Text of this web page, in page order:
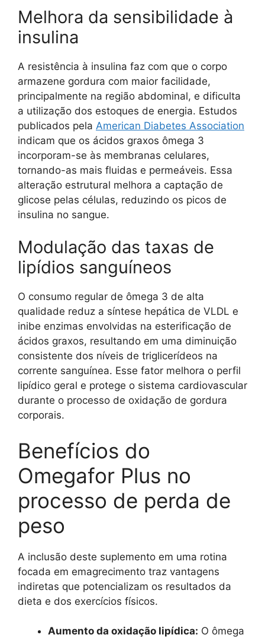
Melhora da sensibilidade à
insulina
A resistência à insulina faz com que o corpo
armazene gordura com maior facilidade,
principalmente na região abdominal, e dificulta
a utilização dos estoques de energia. Estudos
publicados pela American Diabetes Association
indicam que os ácidos graxos ômega 3
incorporam-se às membranas celulares,
tornando-as mais fluidas e permeáveis. Essa
alteração estrutural melhora a captação de
glicose pelas células, reduzindo os picos de
insulina no sangue.
Modulação das taxas de
lipídios sanguíneos
O consumo regular de ômega 3 de alta
qualidade reduz a síntese hepática de VLDL e
inibe enzimas envolvidas na esterificação de
ácidos graxos, resultando em uma diminuição
consistente dos níveis de triglicerídeos na
corrente sanguínea. Esse fator melhora o perfil
lipídico geral e protege o sistema cardiovascular
durante o processo de oxidação de gordura
corporais.
Benefícios do
Omegafor Plus no
processo de perda de
peso
A inclusão deste suplemento em uma rotina
focada em emagrecimento traz vantagens
indiretas que potencializam os resultados da
dieta e dos exercícios físicos.
Aumento da oxidação lipídica: O ômega